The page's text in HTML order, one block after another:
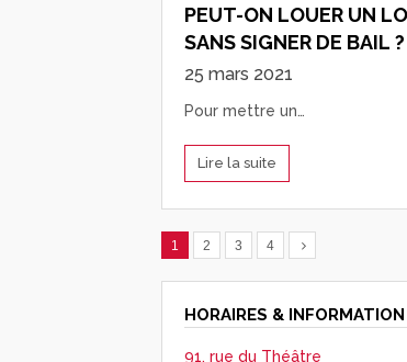
PEUT-ON LOUER UN
SANS SIGNER DE BAIL ?
25 mars 2021
Pour mettre un…
Lire la suite
1 2 3 4
HORAIRES & INFORMATION
91, rue du Théâtre